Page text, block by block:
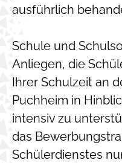
ausführlich
Schule und
Anliegen, die
Ihrer Schulzeit an
Puchheim in
intensiv zu
das
Schülerdienstes